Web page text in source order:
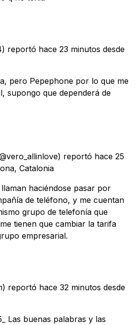
reportó hace 23 minutos desde
pero Pepephone por lo que me
supongo que dependerá de
reportó hace 25
Catalonia
haciéndose pasar por
de teléfono, y me cuentan
grupo de telefonía que
tienen que cambiar la tarifa
empresarial.
reportó hace 32 minutos desde
Las buenas palabras y las